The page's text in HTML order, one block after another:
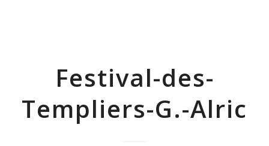
Festival-des-
Templiers-G.-Alric